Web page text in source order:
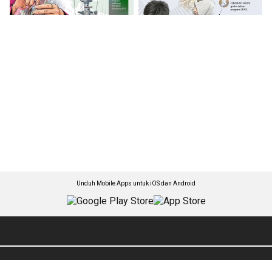
Unduh Mobile Apps untuk iOS dan Android